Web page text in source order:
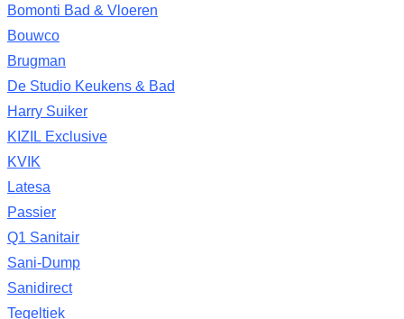
Bomonti Bad & Vloeren
Bouwco
Brugman
De Studio Keukens & Bad
Harry Suiker
KIZIL Exclusive
KVIK
Latesa
Passier
Q1 Sanitair
Sani-Dump
Sanidirect
Tegeltiek